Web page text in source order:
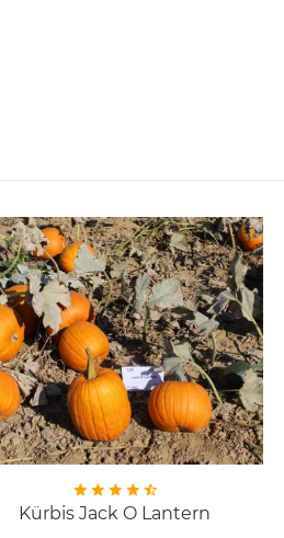
Kürbis Jack O Lantern